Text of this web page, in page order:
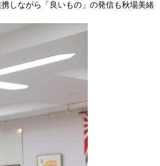
しながら「良いもの」の発信も秋場美緒